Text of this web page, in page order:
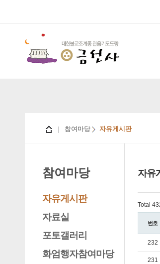
참여마당 자유게시판
참여마당
자유게시판
자료실
포토갤러리
화엄행자참여마당
자유
Total
번호
232
231